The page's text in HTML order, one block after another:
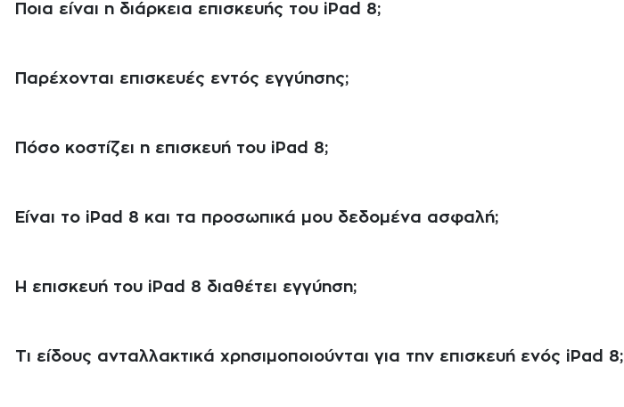
Ποια είναι η διάρκεια επισκευής του iPad 8;
Παρέχονται επισκευές εντός εγγύησης;
Πόσο κοστίζει η επισκευή του iPad 8;
Είναι το iPad 8 και τα προσωπικά μου δεδομένα ασφαλή;
Η επισκευή του iPad 8 διαθέτει εγγύηση;
Τι είδους ανταλλακτικά χρησιμοποιούνται για την επισκευή ενός iPad 8;